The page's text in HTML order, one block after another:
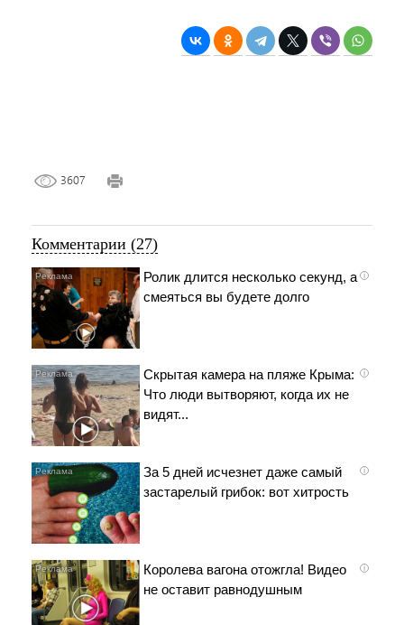
3607
Комментарии (27)
i
Ролик длится несколько секунд, а
смеяться вы будете долго
i
Скрытая камера на пляже Крыма:
Что люди вытворяют, когда их не
видят...
i
За 5 дней исчезнет даже самый
застарелый грибок: вот хитрость
i
Королева вагона отожгла! Видео
не оставит равнодушным